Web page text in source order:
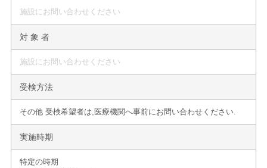
施設にお問い合わせください
対 象 者
施設にお問い合わせください
受検方法
その他 受検希望者は,医療機関へ事前にお問い合わせください.
実施時期
特定の時期